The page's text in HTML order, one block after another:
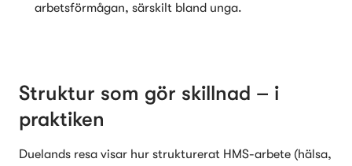
arbetsförmågan, särskilt bland unga.
Struktur som gör skillnad – i
praktiken
Duelands resa visar hur strukturerat HMS-arbete (hälsa,